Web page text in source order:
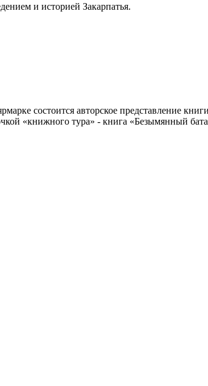
и историей Закарпатья.
состоится авторское представление
«книжного тура» - книга «Безымянный